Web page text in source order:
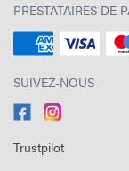
PRESTATAIRES DE
SUIVEZ-NOUS
Trustpilot